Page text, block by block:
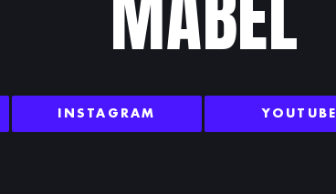
INSTAGRAM YOUTUBE